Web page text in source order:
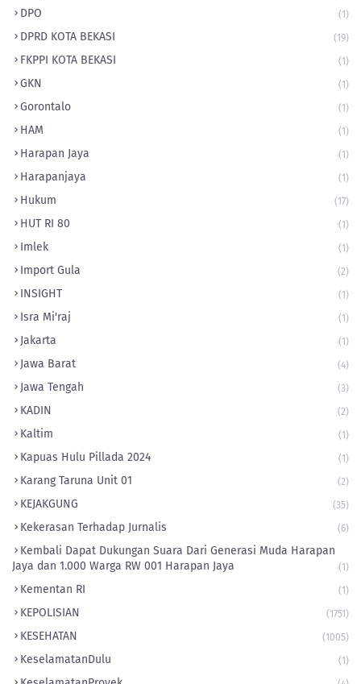
DPO (1)
DPRD KOTA BEKASI (19)
FKPPI KOTA BEKASI (1)
GKN (1)
Gorontalo (1)
HAM (1)
Harapan Jaya (1)
Harapanjaya (1)
Hukum (17)
HUT RI 80 (1)
Imlek (1)
Import Gula (2)
INSIGHT (1)
Isra Mi'raj (1)
Jakarta (1)
Jawa Barat (4)
Jawa Tengah (3)
KADIN (2)
Kaltim (1)
Kapuas Hulu Pillada 2024 (1)
Karang Taruna Unit 01 (2)
KEJAKGUNG (35)
Kekerasan Terhadap Jurnalis (6)
Kembali Dapat Dukungan Suara Dari Generasi Muda Harapan
Jaya dan 1.000 Warga RW 001 Harapan Jaya
(1)
Kementan RI (1)
KEPOLISIAN (1751)
KESEHATAN (1005)
KeselamatanDulu (1)